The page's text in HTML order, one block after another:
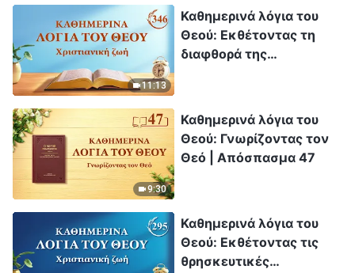
11:13
Καθημερινά λόγια του
Θεού: Εκθέτοντας τη
διαφθορά της
9:30
Καθημερινά λόγια του
Θεού: Γνωρίζοντας τον
Θεό | Απόσπασμα 47
Καθημερινά λόγια του
Θεού: Εκθέτοντας τις
θρησκευτικές